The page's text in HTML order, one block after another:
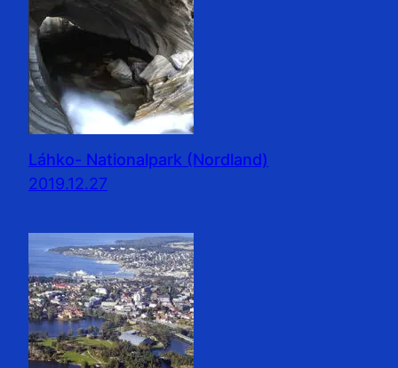
Láhko- Nationalpark (Nordland)
2019.12.27